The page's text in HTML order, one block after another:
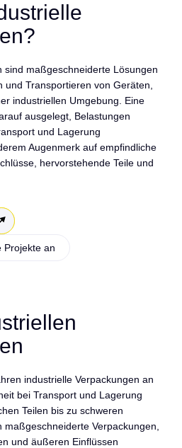
sind maßgeschneiderte Lösungen
und Transportieren von Geräten,
industriellen Umgebung. Eine
ausgelegt, Belastungen
und Lagerung
Augenmerk auf empfindliche
hervorstehende Teile und
Projekte an
industrielle Verpackungen an
bei Transport und Lagerung
Teilen bis zu schweren
Verpackungen,
und äußeren Einflüssen